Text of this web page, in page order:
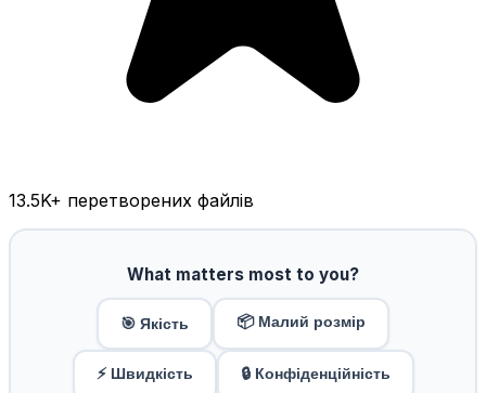
13.5K+ перетворених файлів
What matters most to you?
🎯 Якість 📦 Малий розмір
⚡ Швидкість 🔒 Конфіденційність